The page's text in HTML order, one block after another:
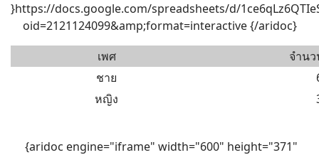
}https://docs.google.com/spreadsheets/d/
oid=2121124099&amp;format=interactive {/aridoc}
เพศ
จำน
ชาย
หญิง
{aridoc engine="iframe" width="600" height="371"